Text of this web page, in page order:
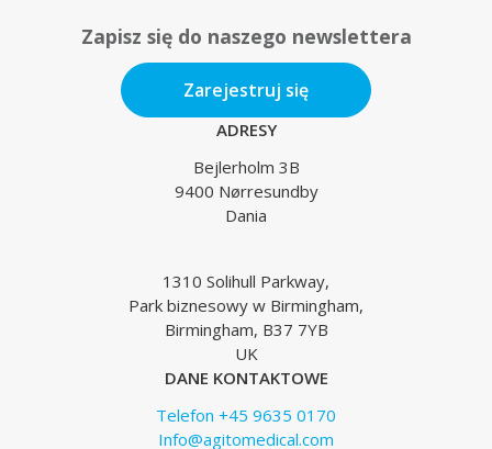
Zapisz się do naszego newslettera
Zarejestruj się
ADRESY
Bejlerholm 3B
9400 Nørresundby
Dania
1310 Solihull Parkway,
Park biznesowy w Birmingham,
Birmingham, B37 7YB
UK
DANE KONTAKTOWE
Telefon +45 9635 0170
Info@agitomedical.com